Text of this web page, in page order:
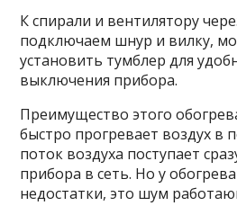
К спирали и вентилятору
подключаем шнур и вилку,
установить тумблер для
выключения прибора.
Преимущество этого
быстро прогревает воздух
поток воздуха поступает
прибора в сеть. Но у
недостатки, это шум